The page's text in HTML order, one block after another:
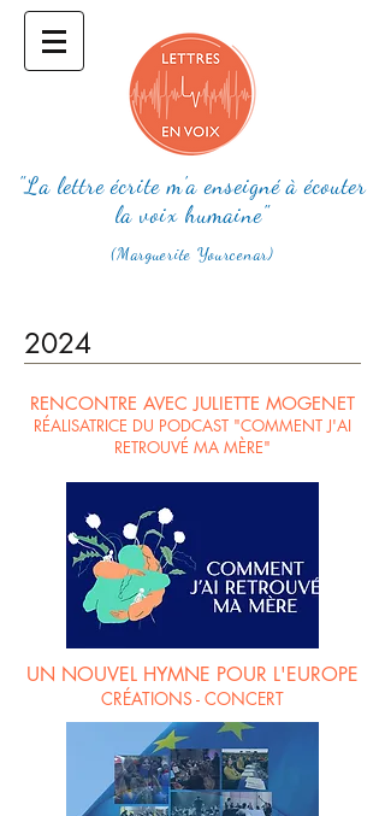
"La lettre écrite m'a enseigné à écouter
la voix humaine"
(Marguerite Yourcenar)
2024
RENCONTRE AVEC JULIETTE MOGENET
RÉALISATRICE DU PODCAST "COMMENT J'AI
RETROUVÉ MA MÈRE"
UN NOUVEL HYMNE POUR L'EUROPE
CRÉATIONS - CONCERT